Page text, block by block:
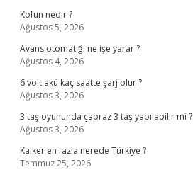
Kofun nedir ?
Ağustos 5, 2026
Avans otomatiği ne işe yarar ?
Ağustos 4, 2026
6 volt akü kaç saatte şarj olur ?
Ağustos 3, 2026
3 taş oyununda çapraz 3 taş yapılabilir mi ?
Ağustos 3, 2026
Kalker en fazla nerede Türkiye ?
Temmuz 25, 2026